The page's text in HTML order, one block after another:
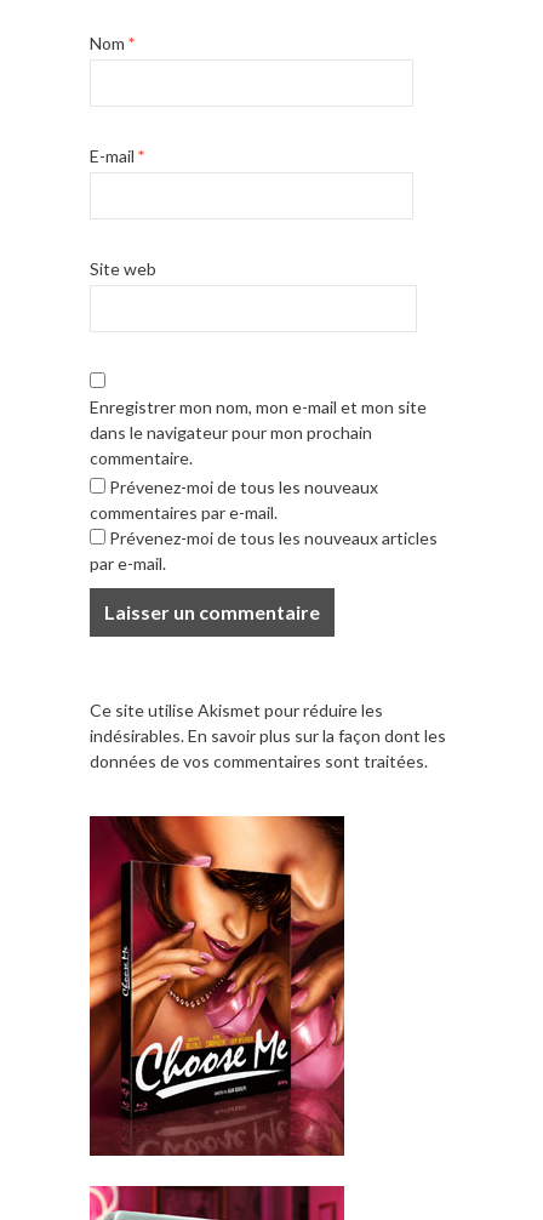
Nom *
E-mail *
Site web
Enregistrer mon nom, mon e-mail et mon site
dans le navigateur pour mon prochain
commentaire.
Prévenez-moi de tous les nouveaux
commentaires par e-mail.
Prévenez-moi de tous les nouveaux articles
par e-mail.
Ce site utilise Akismet pour réduire les
indésirables.En savoir plus sur la façon dont les
données de vos commentaires sont traitées.